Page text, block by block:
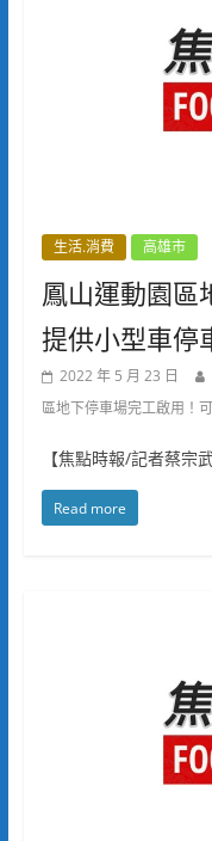
生活.消費 高雄市
鳳山運動園區
提供小型車停
2022 年 5 月 23 日
區地下停車場完工啟用！
【焦點時報/記者蔡宗
Read more